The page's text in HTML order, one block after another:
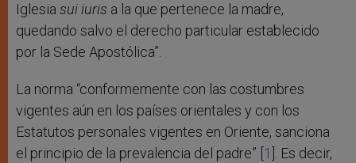
Iglesia sui iuris a la que pertenece la madre,
quedando salvo el derecho particular establecido
por la Sede Apostólica”.
La norma “conformemente con las costumbres
vigentes aún en los países orientales y con los
Estatutos personales vigentes en Oriente, sanciona
el principio de la prevalencia del padre” [ 1 ]. Es decir,